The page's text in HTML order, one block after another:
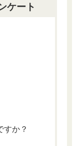
ケート
すか？